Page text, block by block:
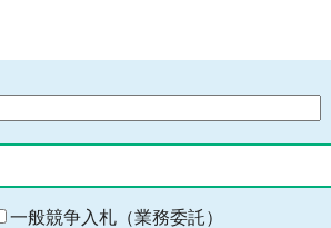
一般競争入札（業務委託）